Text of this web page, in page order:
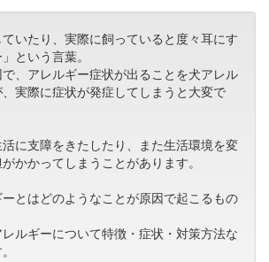
いたり、実際に飼っていると度々耳にす
という言葉。
、アレルギー症状が出ることを犬アレル
実際に症状が発症してしまうと大変で
に支障をきたしたり、また生活環境を変
かかってしまうことがあります。
とはどのようなことが原因で起こるもの
ルギーについて特徴・症状・対策方法な